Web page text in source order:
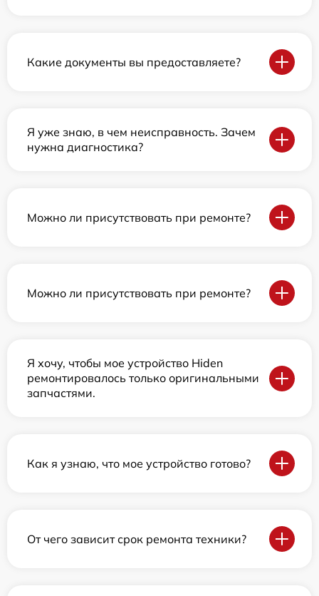
Какие документы вы предоставляете?
Я уже знаю, в чем неисправность. Зачем
нужна диагностика?
Можно ли присутствовать при ремонте?
Можно ли присутствовать при ремонте?
Я хочу, чтобы мое устройство Hiden
ремонтировалось только оригинальными
запчастями.
Как я узнаю, что мое устройство готово?
От чего зависит срок ремонта техники?